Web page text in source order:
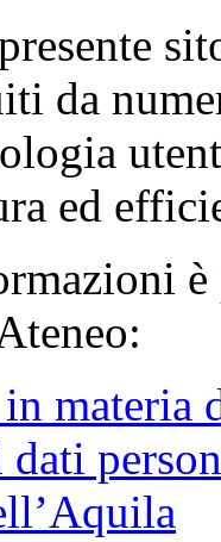
da
ed
è
materia